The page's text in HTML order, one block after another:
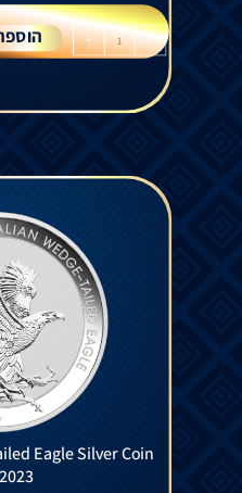
-
+
Eagle Silver Coin